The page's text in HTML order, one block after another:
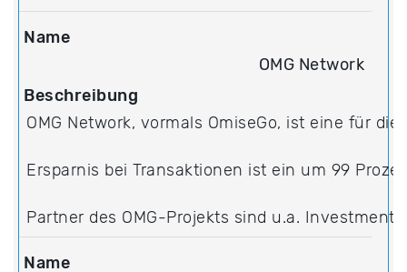
OMG Network
OMG Network, vormals OmiseGo, ist eine für
Ersparnis bei Transaktionen ist ein um 99
Partner des OMG-Projekts sind u.a.